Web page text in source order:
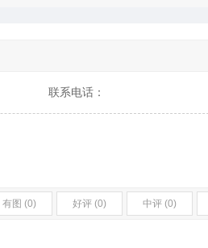
联系电话：
有图 (0) 好评 (0) 中评 (0)